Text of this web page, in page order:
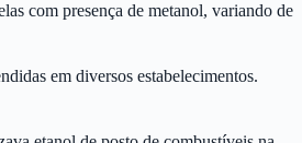
com presença de metanol, variando de
em diversos estabelecimentos.